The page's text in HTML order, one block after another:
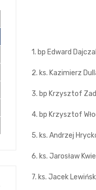
1. bp Edward
2. ks. Kazimierz
3. bp Krzysztof
4. bp Krzysztof
5. ks. Andrzej
6. ks. Jarosław
7. ks. Jacek